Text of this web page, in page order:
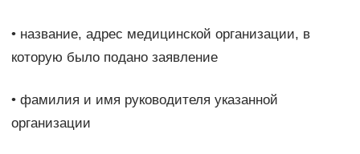
• название, адрес медицинской организации, в
которую было подано заявление
• фамилия и имя руководителя указанной
организации